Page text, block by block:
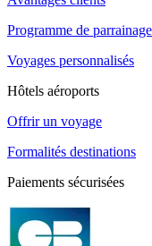
Programme de parrainage
Voyages personnalisés
Hôtels aéroports
Offrir un voyage
Formalités destinations
Paiements sécurisées